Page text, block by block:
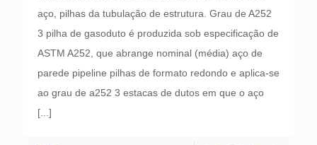
aço, pilhas da tubulação de estrutura. Grau de A252
3 pilha de gasoduto é produzida sob especificação de
ASTM A252, que abrange nominal (média) aço de
parede pipeline pilhas de formato redondo e aplica-se
ao grau de a252 3 estacas de dutos em que o aço
[...]